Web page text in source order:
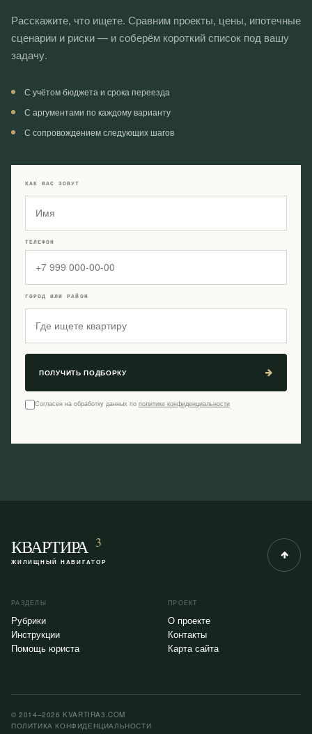
Расскажите, что ищете. Сравним проекты, цены, ипотечные
сценарии и риски — и соберём короткий список под вашу
задачу.
С учётом бюджета и срока переезда
С аргументами по каждому варианту
С сопровождением следующих шагов
КАК ВАС ЗОВУТ
ТЕЛЕФОН
ГОРОД ИЛИ РАЙОН
ПОЛУЧИТЬ ПОДБОРКУ
Согласен на обработку данных по политике конфиденциальности
КВАРТИРА 3
ЖИЛИЩНЫЙ НАВИГАТОР
РАЗДЕЛЫ
Рубрики
Инструкции
Помощь юриста
ПРОЕКТ
О проекте
Контакты
Карта сайта
© 2014–2026 KVARTIRA3.COM
ПОЛИТИКА КОНФИДЕНЦИАЛЬНОСТИ